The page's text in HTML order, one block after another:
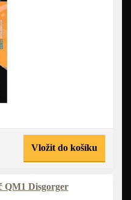
Vložit do košíku
QM1 Disgorger